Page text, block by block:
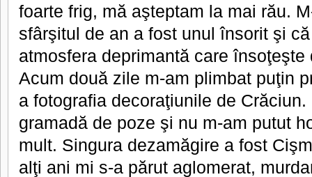
foarte frig, mă aşteptam la mai rău.
sfârşitul de an a fost unul însorit şi
atmosfera deprimantă care
Acum două zile m-am plimbat puţin
a fotografia decoraţiunile de
gramadă de poze şi nu m-am putut
mult. Singura dezamăgire a fost
alţi ani mi s-a părut aglomerat,